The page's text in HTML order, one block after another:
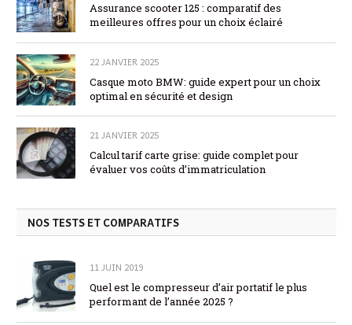
Assurance scooter 125 : comparatif des
meilleures offres pour un choix éclairé
22 JANVIER 2025
Casque moto BMW: guide expert pour un choix
optimal en sécurité et design
21 JANVIER 2025
Calcul tarif carte grise: guide complet pour
évaluer vos coûts d’immatriculation
NOS TESTS ET COMPARATIFS
11 JUIN 2019
Quel est le compresseur d’air portatif le plus
performant de l’année 2025 ?